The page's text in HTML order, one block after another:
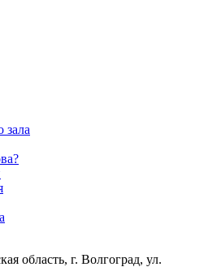
зала
область, г. Волгоград, ул.